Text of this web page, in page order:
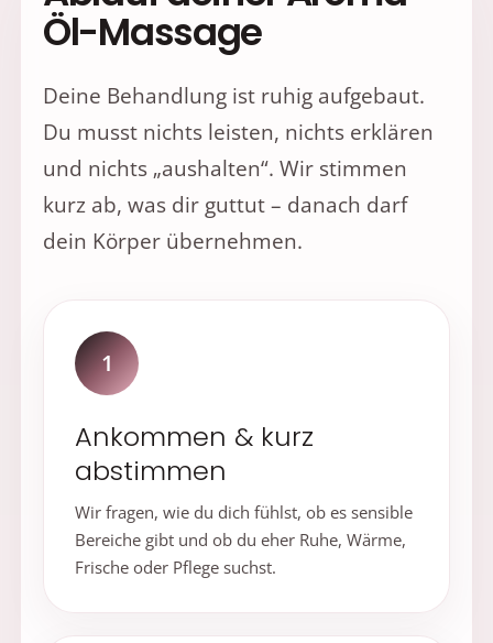
Öl-Massage
Deine Behandlung ist ruhig aufgebaut.
Du musst nichts leisten, nichts erklären
und nichts „aushalten“. Wir stimmen
kurz ab, was dir guttut – danach darf
dein Körper übernehmen.
1
Ankommen & kurz
abstimmen
Wir fragen, wie du dich fühlst, ob es sensible
Bereiche gibt und ob du eher Ruhe, Wärme,
Frische oder Pflege suchst.